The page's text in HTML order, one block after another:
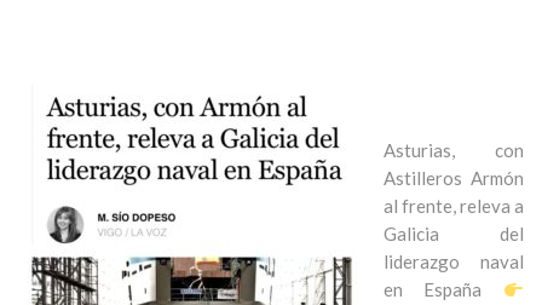
Asturias, con
Astilleros Armón
al frente, releva a
Galicia del
liderazgo naval
en España